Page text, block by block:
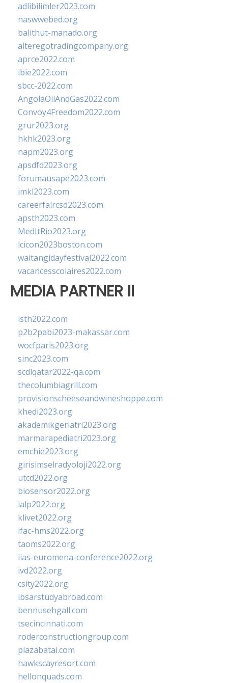
adlibilimler2023.com
naswwebed.org
balithut-manado.org
alteregotradingcompany.org
aprce2022.com
ibie2022.com
sbcc-2022.com
AngolaOilAndGas2022.com
Convoy4Freedom2022.com
grur2023.org
hkhk2023.org
napm2023.org
apsdfd2023.org
forumausape2023.com
imkl2023.com
careerfaircsd2023.com
apsth2023.com
MedItRio2023.org
lcicon2023boston.com
waitangidayfestival2022.com
vacancesscolaires2022.com
MEDIA PARTNER II
isth2022.com
p2b2pabi2023-makassar.com
wocfparis2023.org
sinc2023.com
scdlqatar2022-qa.com
thecolumbiagrill.com
provisionscheeseandwineshoppe.com
khedi2023.org
akademikgeriatri2023.org
marmarapediatri2023.org
emchie2023.org
girisimselradyoloji2022.org
utcd2022.org
biosensor2022.org
ialp2022.org
klivet2022.org
ifac-hms2022.org
taoms2022.org
iias-euromena-conference2022.org
ivd2022.org
csity2022.org
ibsarstudyabroad.com
bennusehgall.com
tsecincinnati.com
roderconstructiongroup.com
plazabatai.com
hawkscayresort.com
hellonquads.com